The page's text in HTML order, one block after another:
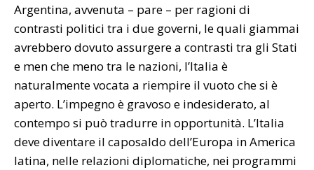
Argentina, avvenuta – pare – per ragioni di
contrasti politici tra i due governi, le quali giammai
avrebbero dovuto assurgere a contrasti tra gli Stati
e men che meno tra le nazioni, l’Italia è
naturalmente vocata a riempire il vuoto che si è
aperto. L’impegno è gravoso e indesiderato, al
contempo si può tradurre in opportunità. L’Italia
deve diventare il caposaldo dell’Europa in America
latina, nelle relazioni diplomatiche, nei programmi